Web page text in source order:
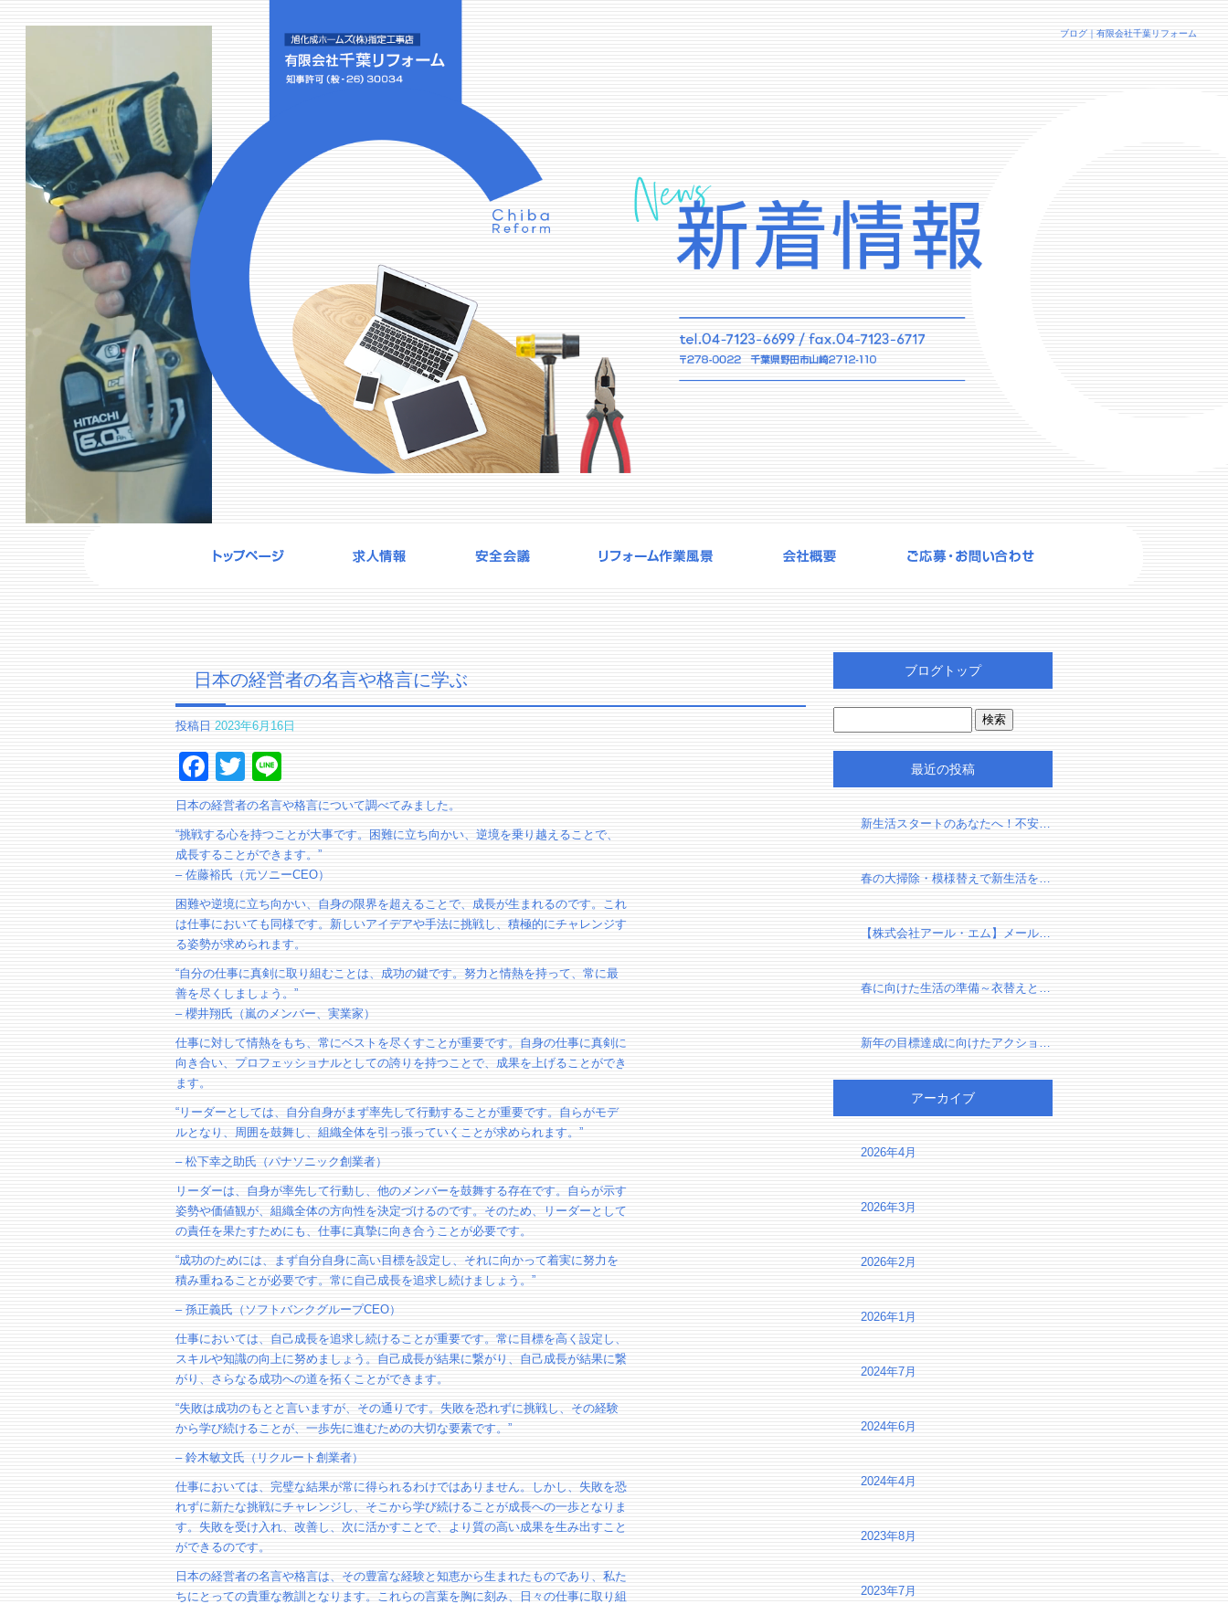
ブログ｜有限会社千葉リフォーム
日本の経営者の名言や格言に学ぶ
投稿日 2023年6月16日
Facebook
Twitter
日本の経営者の名言や格言について調べてみました。
“挑戦する心を持つことが大事です。困難に立ち向かい、逆境を乗り越えることで、
成長することができます。”
– 佐藤裕氏（元ソニーCEO）
困難や逆境に立ち向かい、自身の限界を超えることで、成長が生まれるのです。これ
は仕事においても同様です。新しいアイデアや手法に挑戦し、積極的にチャレンジす
る姿勢が求められます。
“自分の仕事に真剣に取り組むことは、成功の鍵です。努力と情熱を持って、常に最
善を尽くしましょう。”
– 櫻井翔氏（嵐のメンバー、実業家）
仕事に対して情熱をもち、常にベストを尽くすことが重要です。自身の仕事に真剣に
向き合い、プロフェッショナルとしての誇りを持つことで、成果を上げることができ
ます。
“リーダーとしては、自分自身がまず率先して行動することが重要です。自らがモデ
ルとなり、周囲を鼓舞し、組織全体を引っ張っていくことが求められます。”
– 松下幸之助氏（パナソニック創業者）
リーダーは、自身が率先して行動し、他のメンバーを鼓舞する存在です。自らが示す
姿勢や価値観が、組織全体の方向性を決定づけるのです。そのため、リーダーとして
の責任を果たすためにも、仕事に真摯に向き合うことが必要です。
“成功のためには、まず自分自身に高い目標を設定し、それに向かって着実に努力を
積み重ねることが必要です。常に自己成長を追求し続けましょう。”
– 孫正義氏（ソフトバンクグループCEO）
仕事においては、自己成長を追求し続けることが重要です。常に目標を高く設定し、
スキルや知識の向上に努めましょう。自己成長が結果に繋がり、自己成長が結果に繋
がり、さらなる成功への道を拓くことができます。
“失敗は成功のもとと言いますが、その通りです。失敗を恐れずに挑戦し、その経験
から学び続けることが、一歩先に進むための大切な要素です。”
– 鈴木敏文氏（リクルート創業者）
仕事においては、完璧な結果が常に得られるわけではありません。しかし、失敗を恐
れずに新たな挑戦にチャレンジし、そこから学び続けることが成長への一歩となりま
す。失敗を受け入れ、改善し、次に活かすことで、より質の高い成果を生み出すこと
ができるのです。
日本の経営者の名言や格言は、その豊富な経験と知恵から生まれたものであり、私た
ちにとっての貴重な教訓となります。これらの言葉を胸に刻み、日々の仕事に取り組
ブログトップ
最近の投稿
新生活スタートのあなたへ！不安を自信に変える、新しい環境での過ごし方
春の大掃除・模様替えで新生活を気持ちよくスタートしよう！
【株式会社アール・エム】メール設定確認のお願い（有限会社千葉リフォーム様）
春に向けた生活の準備～衣替えと断捨離で心身をリセット～
新年の目標達成に向けたアクションプラン～夢を実現するための第一歩～
アーカイブ
2026年4月
2026年3月
2026年2月
2026年1月
2024年7月
2024年6月
2024年4月
2023年8月
2023年7月